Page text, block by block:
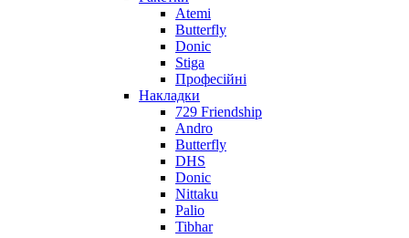
Atemi
Butterfly
Donic
Stiga
Професійні
Накладки
729 Friendship
Andro
Butterfly
DHS
Donic
Nittaku
Palio
Tibhar